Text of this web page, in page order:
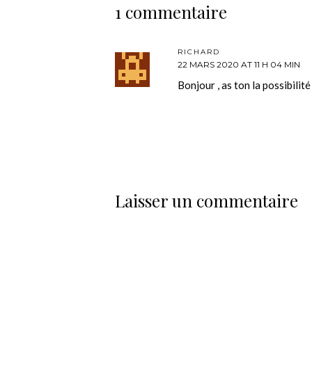
1 commentaire
RICHARD
22 MARS 2020 AT 11 H 04 MIN
Bonjour , as ton la
Laisser un commentaire